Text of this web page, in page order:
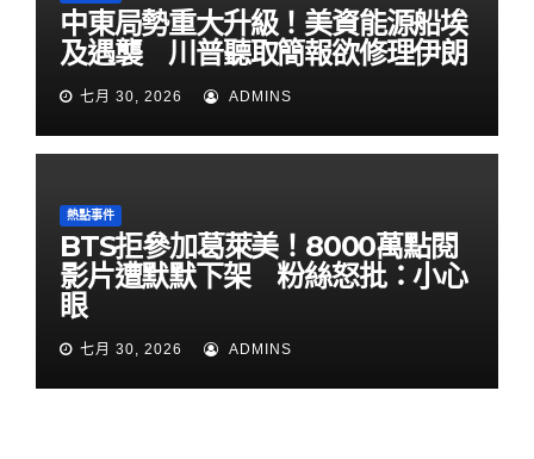
中東局勢重大升級！美資能源船埃
及遇襲 川普聽取簡報欲修理伊朗
七月 30, 2026 ADMINS
熱點事件
BTS拒參加葛萊美！8000萬點閱
影片遭默默下架 粉絲怒批：小心
眼
七月 30, 2026 ADMINS